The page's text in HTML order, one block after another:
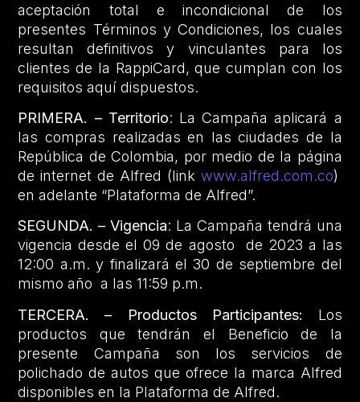
aceptación total e incondicional de los
presentes Términos y Condiciones, los cuales
resultan definitivos y vinculantes para los
clientes de la RappiCard, que cumplan con los
requisitos aquí dispuestos.
PRIMERA. – Territorio: La Campaña aplicará a
las compras realizadas en las ciudades de la
República de Colombia, por medio de la página
de internet de Alfred (link www.alfred.com.co)
en adelante “Plataforma de Alfred”.
SEGUNDA. – Vigencia: La Campaña tendrá una
vigencia desde el 09 de agosto de 2023 a las
12:00 a.m. y finalizará el 30 de septiembre del
mismo año a las 11:59 p.m.
TERCERA. – Productos Participantes: Los
productos que tendrán el Beneficio de la
presente Campaña son los servicios de
polichado de autos que ofrece la marca Alfred
disponibles en la Plataforma de Alfred.